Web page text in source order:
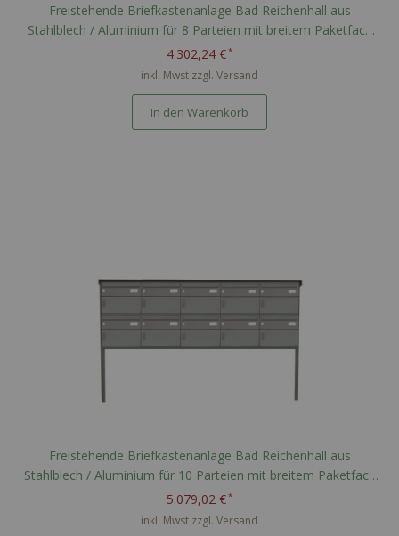
Freistehende Briefkastenanlage Bad Reichenhall aus
Stahlblech / Aluminium für 8 Parteien mit breitem Paketfach
nach PTT Norm - RAL nach Wahl
4.302,24 €
inkl. Mwst zzgl. Versand
In den Warenkorb
Freistehende Briefkastenanlage Bad Reichenhall aus
Stahlblech / Aluminium für 10 Parteien mit breitem Paketfach
nach PTT Norm - RAL nach Wahl
5.079,02 €
inkl. Mwst zzgl. Versand